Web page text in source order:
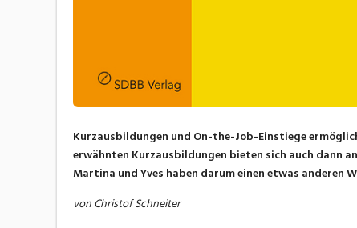
Kurzausbildungen und On-the-Job-Einstiege
erwähnten Kurzausbildungen bieten sich auch dann
Martina und Yves haben darum einen etwas
von Christof Schneiter